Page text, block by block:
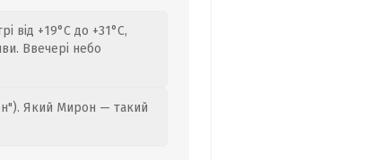
від +19°C до +31°C,
Ввечері небо
Який Мирон — такий